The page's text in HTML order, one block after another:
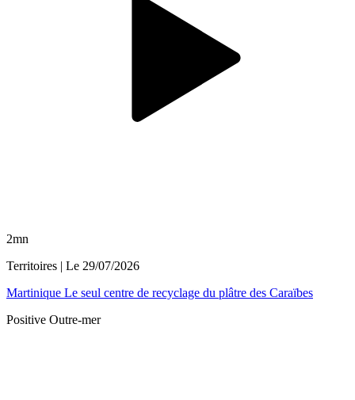
2mn
Territoires | Le 29/07/2026
Martinique Le seul centre de recyclage du plâtre des Caraïbes
Positive Outre-mer